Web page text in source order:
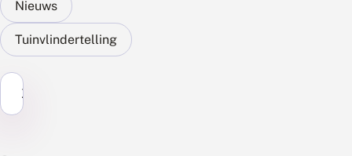
Nieuws
Tuinvlindertelling
Zoek...